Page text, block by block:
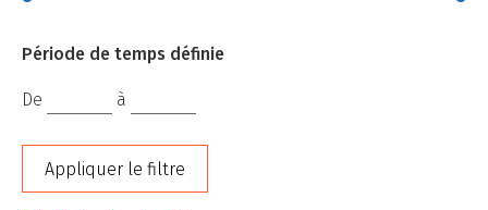
Période de temps définie
De à
Appliquer le filtre